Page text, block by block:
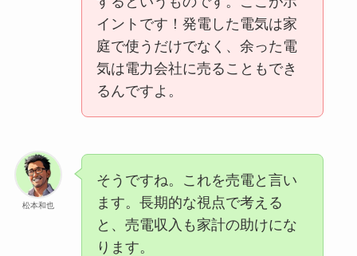
イントです！発電した電気は家
庭で使うだけでなく、余った電
気は電力会社に売ることもでき
るんですよ。
松本和也
そうですね。これを売電と言い
ます。長期的な視点で考える
と、売電収入も家計の助けにな
ります。